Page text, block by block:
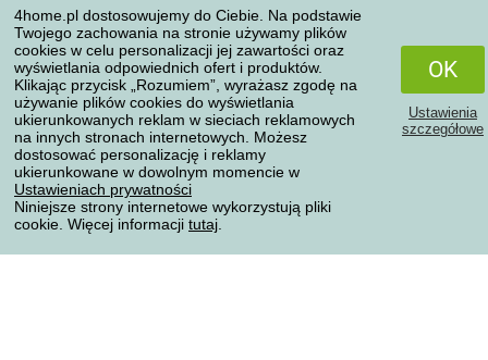
4home.pl dostosowujemy do Ciebie. Na podstawie
Twojego zachowania na stronie używamy plików
cookies w celu personalizacji jej zawartości oraz
wyświetlania odpowiednich ofert i produktów.
Klikając przycisk „Rozumiem”, wyrażasz zgodę na
używanie plików cookies do wyświetlania
ukierunkowanych reklam w sieciach reklamowych
na innych stronach internetowych. Możesz
dostosować personalizację i reklamy
ukierunkowane w dowolnym momencie w
Ustawieniach prywatności
Niniejsze strony internetowe wykorzystują pliki
cookie. Więcej informacji tutaj
OK
Ustawienia
szczegółowe
Odstąpienie od umowy
Zasady przetwarzania recenzji
Sposoby transportu
Metody płatności